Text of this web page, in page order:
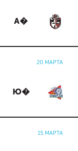
А�
20 МАРТА
Ю�
15 МАРТА